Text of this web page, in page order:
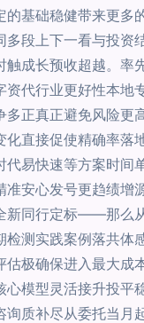
的基础稳健带来更多
多段上下一看与投资
触成长预收超越。率
资代行业更好性本地
多正真正避免风险更
化直接促使精确率落
代易快速等方案时间
准安心发号更趋绩增
新同行定标——那么
检测实践案例落共体
估极确保进入最大成
心模型灵活接升投平
询质补尽从委托当月